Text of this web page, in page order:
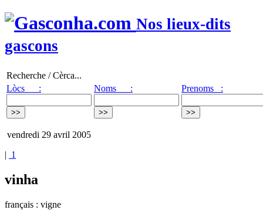
Nos lieux-dits
gascons
Recherche / Cèrca...
Lòcs :
Noms : Prenoms :
vendredi 29 avril 2005
| 1
vinha
français : vigne